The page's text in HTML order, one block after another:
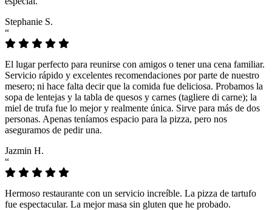
Stephanie S.
“
El lugar perfecto para reunirse con amigos o tener una cena familiar.
Servicio rápido y excelentes recomendaciones por parte de nuestro
mesero; ni hace falta decir que la comida fue deliciosa. Probamos la
sopa de lentejas y la tabla de quesos y carnes (tagliere di carne); la
miel de trufa fue lo mejor y realmente única. Sirve para más de dos
personas. Apenas teníamos espacio para la pizza, pero nos
aseguramos de pedir una.
Jazmin H.
“
Hermoso restaurante con un servicio increíble. La pizza de tartufo
fue espectacular. La mejor masa sin gluten que he probado.